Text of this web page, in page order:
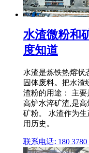
水渣微粉和
度知道
水渣是炼铁热熔状
固体废料。把水渣
渣粉的用途： 主
高炉水淬矿渣,是
矿粉。 水渣作为
用历史。
联系电话: 180 3780